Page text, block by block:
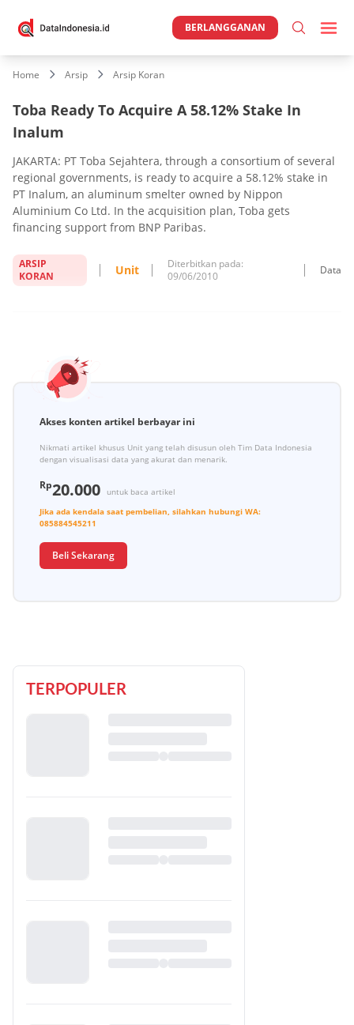
BERLANGGANAN
Home Arsip Arsip Koran
Toba Ready To Acquire A 58.12% Stake In
Inalum
JAKARTA: PT Toba Sejahtera, through a consortium of several
regional governments, is ready to acquire a 58.12% stake in
PT Inalum, an aluminum smelter owned by Nippon
Aluminium Co Ltd. In the acquisition plan, Toba gets
financing support from BNP Paribas.
ARSIP
KORAN
Unit
Diterbitkan pada:
09/06/2010
Data
Akses konten artikel berbayar ini
Nikmati artikel khusus Unit yang telah disusun oleh Tim Data Indonesia
dengan visualisasi data yang akurat dan menarik.
Rp20.000
untuk baca artikel
Jika ada kendala saat pembelian, silahkan hubungi WA:
085884545211
Beli Sekarang
TERPOPULER